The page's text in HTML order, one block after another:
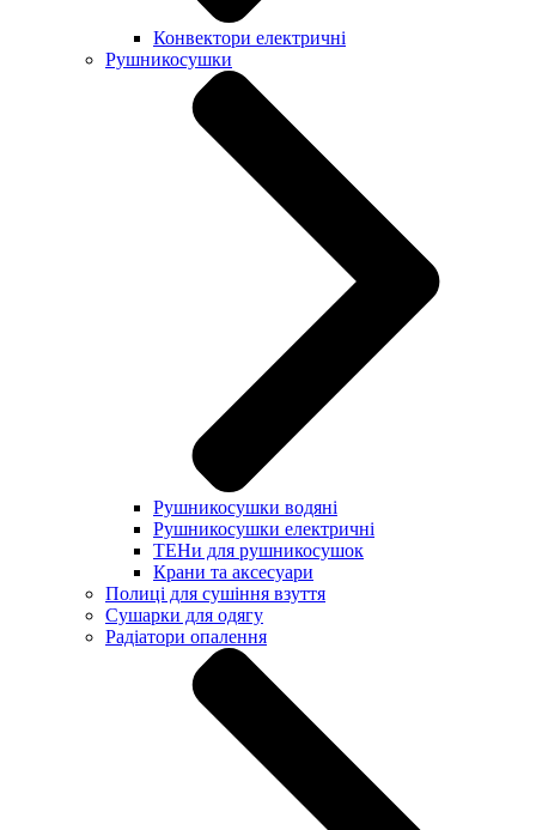
Конвектори електричні
Рушникосушки
Рушникосушки водяні
Рушникосушки електричні
ТЕНи для рушникосушок
Крани та аксесуари
Полиці для сушіння взуття
Сушарки для одягу
Радіатори опалення